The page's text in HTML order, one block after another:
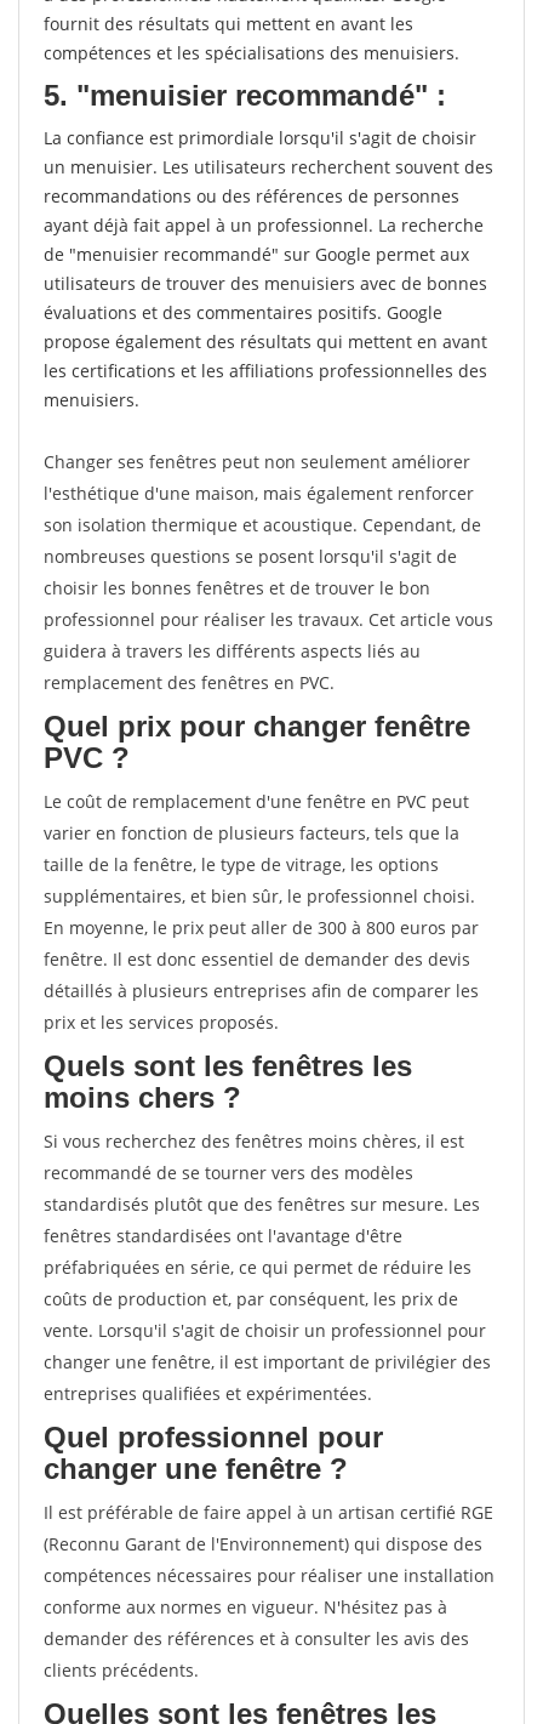
fournit des résultats qui mettent en avant les
compétences et les spécialisations des menuisiers.
5. "menuisier recommandé" :
La confiance est primordiale lorsqu'il s'agit de choisir
un menuisier. Les utilisateurs recherchent souvent des
recommandations ou des références de personnes
ayant déjà fait appel à un professionnel. La recherche
de "menuisier recommandé" sur Google permet aux
utilisateurs de trouver des menuisiers avec de bonnes
évaluations et des commentaires positifs. Google
propose également des résultats qui mettent en avant
les certifications et les affiliations professionnelles des
menuisiers.
Changer ses fenêtres peut non seulement améliorer
l'esthétique d'une maison, mais également renforcer
son isolation thermique et acoustique. Cependant, de
nombreuses questions se posent lorsqu'il s'agit de
choisir les bonnes fenêtres et de trouver le bon
professionnel pour réaliser les travaux. Cet article vous
guidera à travers les différents aspects liés au
remplacement des fenêtres en PVC.
Quel prix pour changer fenêtre
PVC ?
Le coût de remplacement d'une fenêtre en PVC peut
varier en fonction de plusieurs facteurs, tels que la
taille de la fenêtre, le type de vitrage, les options
supplémentaires, et bien sûr, le professionnel choisi.
En moyenne, le prix peut aller de 300 à 800 euros par
fenêtre. Il est donc essentiel de demander des devis
détaillés à plusieurs entreprises afin de comparer les
prix et les services proposés.
Quels sont les fenêtres les
moins chers ?
Si vous recherchez des fenêtres moins chères, il est
recommandé de se tourner vers des modèles
standardisés plutôt que des fenêtres sur mesure. Les
fenêtres standardisées ont l'avantage d'être
préfabriquées en série, ce qui permet de réduire les
coûts de production et, par conséquent, les prix de
vente. Lorsqu'il s'agit de choisir un professionnel pour
changer une fenêtre, il est important de privilégier des
entreprises qualifiées et expérimentées.
Quel professionnel pour
changer une fenêtre ?
Il est préférable de faire appel à un artisan certifié RGE
(Reconnu Garant de l'Environnement) qui dispose des
compétences nécessaires pour réaliser une installation
conforme aux normes en vigueur. N'hésitez pas à
demander des références et à consulter les avis des
clients précédents.
Quelles sont les fenêtres les